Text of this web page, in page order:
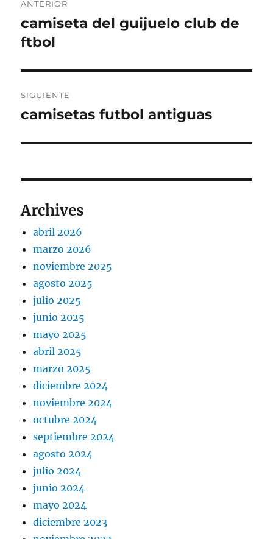
de
entradas
ANTERIOR
Entrada
anterior:
camiseta del guijuelo club de
ftbol
SIGUIENTE
Entrada
camisetas futbol antiguas
Archives
abril 2026
marzo 2026
noviembre 2025
agosto 2025
julio 2025
junio 2025
mayo 2025
abril 2025
marzo 2025
diciembre 2024
noviembre 2024
octubre 2024
septiembre 2024
agosto 2024
julio 2024
junio 2024
mayo 2024
diciembre 2023